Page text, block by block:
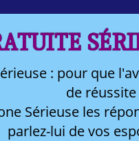
: pour que
de
Sérieuse les
parlez-lui de vos